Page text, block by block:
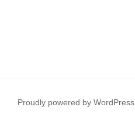
Proudly powered by WordPress